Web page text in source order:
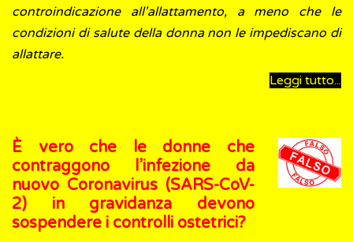
controindicazione all'allattamento, a meno che le
condizioni di salute della donna non le impediscano di
allattare.
Leggi tutto...
È vero che le donne che
contraggono l’infezione da
nuovo Coronavirus (SARS-CoV-
2) in gravidanza devono
sospendere i controlli ostetrici?